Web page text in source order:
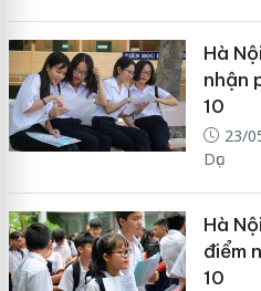
Hà
nhận
10
23/
Dục
Hà
điểm
10